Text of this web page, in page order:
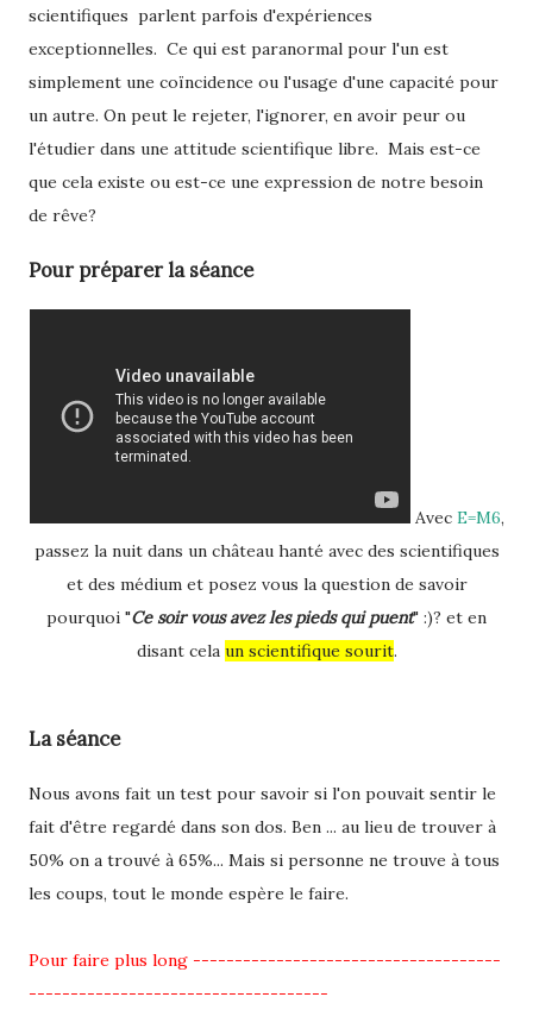
scientifiques parlent parfois d'expériences
exceptionnelles. Ce qui est paranormal pour l'un est
simplement une coïncidence ou l'usage d'une capacité pour
un autre. On peut le rejeter, l'ignorer, en avoir peur ou
l'étudier dans une attitude scientifique libre. Mais est-ce
que cela existe ou est-ce une expression de notre besoin
de rêve?
Pour préparer la séance
Avec E=M6,
passez la nuit dans un château hanté avec des scientifiques
et des médium et posez vous la question de savoir
pourquoi "Ce soir vous avez les pieds qui puent" :)? et en
disant cela un scientifique sourit.
La séance
Nous avons fait un test pour savoir si l'on pouvait sentir le
fait d'être regardé dans son dos. Ben ... au lieu de trouver à
50% on a trouvé à 65%... Mais si personne ne trouve à tous
les coups, tout le monde espère le faire.
Pour faire plus long -------------------------------------
------------------------------------